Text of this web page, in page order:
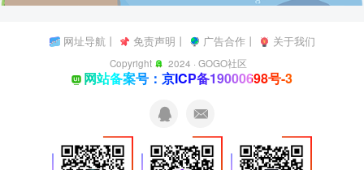
网址导航丨 免责声明 丨 广告合作丨 关于我们
Copyright 2024 ·GOGO社区
网站备案号：京ICP备19000698号-3